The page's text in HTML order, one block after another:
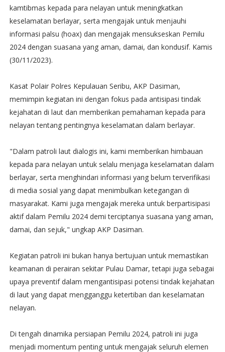
kamtibmas kepada para nelayan untuk meningkatkan
keselamatan berlayar, serta mengajak untuk menjauhi
informasi palsu (hoax) dan mengajak mensukseskan Pemilu
2024 dengan suasana yang aman, damai, dan kondusif. Kamis
(30/11/2023).
Kasat Polair Polres Kepulauan Seribu, AKP Dasiman,
memimpin kegiatan ini dengan fokus pada antisipasi tindak
kejahatan di laut dan memberikan pemahaman kepada para
nelayan tentang pentingnya keselamatan dalam berlayar.
"Dalam patroli laut dialogis ini, kami memberikan himbauan
kepada para nelayan untuk selalu menjaga keselamatan dalam
berlayar, serta menghindari informasi yang belum terverifikasi
di media sosial yang dapat menimbulkan ketegangan di
masyarakat. Kami juga mengajak mereka untuk berpartisipasi
aktif dalam Pemilu 2024 demi terciptanya suasana yang aman,
damai, dan sejuk," ungkap AKP Dasiman.
Kegiatan patroli ini bukan hanya bertujuan untuk memastikan
keamanan di perairan sekitar Pulau Damar, tetapi juga sebagai
upaya preventif dalam mengantisipasi potensi tindak kejahatan
di laut yang dapat mengganggu ketertiban dan keselamatan
nelayan.
Di tengah dinamika persiapan Pemilu 2024, patroli ini juga
menjadi momentum penting untuk mengajak seluruh elemen